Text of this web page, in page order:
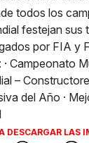
todos los
festejan sus
por FIA y
Campeonato
–
del Año ·
DESCARGAR LAS